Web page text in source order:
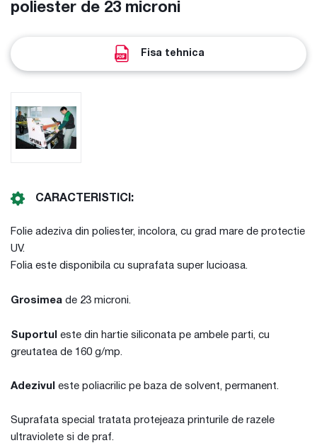
poliester de 23 microni
Fisa tehnica
CARACTERISTICI:
Folie adeziva din poliester, incolora, cu grad mare de protectie
UV.
Folia este disponibila cu suprafata super lucioasa.
Grosimea de 23 microni.
Suportul este din hartie siliconata pe ambele parti, cu
greutatea de 160 g/mp.
Adezivul este poliacrilic pe baza de solvent, permanent.
Suprafata special tratata protejeaza printurile de razele
ultraviolete si de praf.